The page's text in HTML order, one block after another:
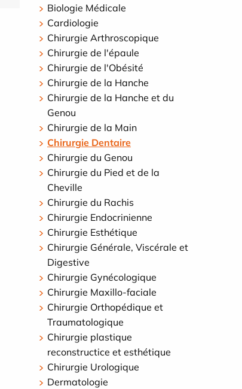
Biologie Médicale
Cardiologie
Chirurgie Arthroscopique
Chirurgie de l'épaule
Chirurgie de l'Obésité
Chirurgie de la Hanche
Chirurgie de la Hanche et du
Genou
Chirurgie de la Main
Chirurgie Dentaire
Chirurgie du Genou
Chirurgie du Pied et de la
Cheville
Chirurgie du Rachis
Chirurgie Endocrinienne
Chirurgie Esthétique
Chirurgie Générale, Viscérale et
Digestive
Chirurgie Gynécologique
Chirurgie Maxillo-faciale
Chirurgie Orthopédique et
Traumatologique
Chirurgie plastique
reconstructice et esthétique
Chirurgie Urologique
Dermatologie